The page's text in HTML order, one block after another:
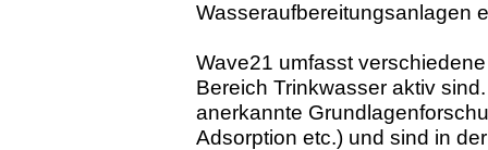
Wasseraufbereitungsanlagen
Wave21 umfasst
Bereich Trinkwasser aktiv
anerkannte
Adsorption etc.) und sind in